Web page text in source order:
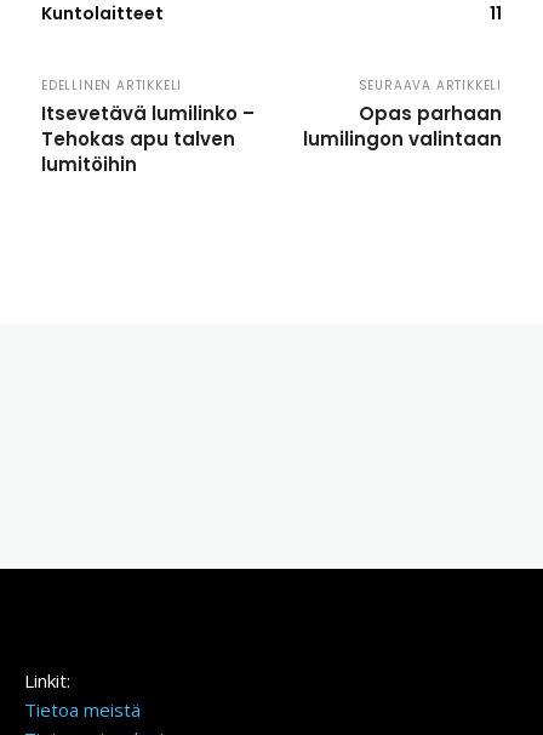
Kuntolaitteet
11
EDELLINEN ARTIKKELI
Itsevetävä lumilinko –
Tehokas apu talven
lumitöihin
SEURAAVA ARTIKKELI
Opas parhaan
lumilingon valintaan
Linkit:
Tietoa meistä